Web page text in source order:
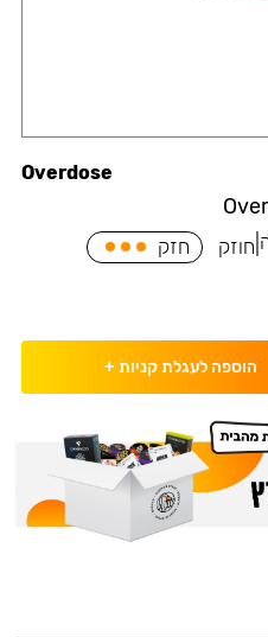
Overdose
חוזק חזק
הוספה לעגלת קניות +